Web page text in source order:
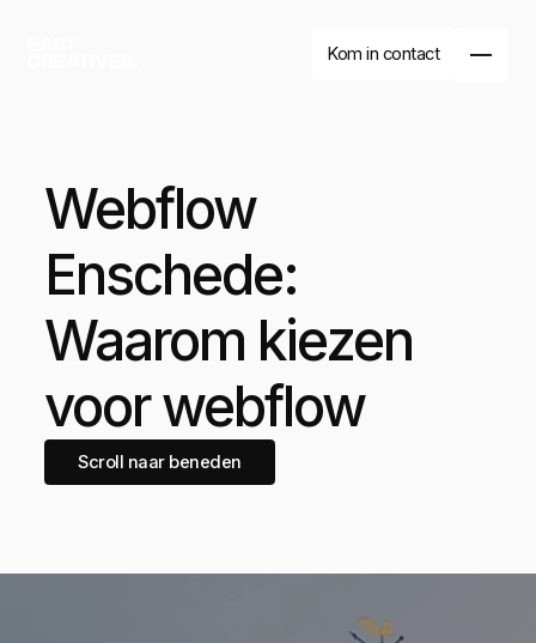
Branding Website
Drukwerk
Branding
Kom in contact
Webflow
Enschede:
Waarom kiezen
voor webflow
Scroll naar beneden